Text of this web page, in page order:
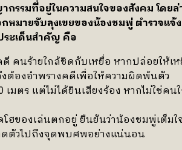
รรมที่อยู่ในความสนใจของสังคม โดย
มายจับลุงเขยของน้องชมพู่ ตำรวจแจ้
ระเด็นสำคัญ คือ
คนร้ายใกล้ชิดกับเหยื่อ หากปล่อยให้เ
ต้องอำพรางคดีเพื่อให้ความผิดพ้นตัว
มตร แต่ไม่ได้ยินเสียงร้อง หากไม่ใช่คน
ของเล่นตกอยู่ ยืนยันว่าน้องชมพู่เต็มใ
ดตัวไปถึงจุดพบศพอย่างแน่นอน